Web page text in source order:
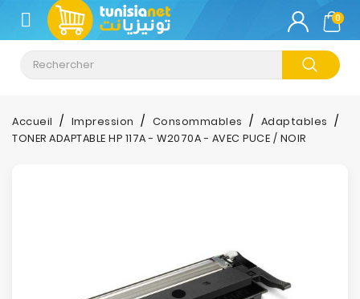
CATÉGORIE
Climatisation
Informatique
0
Accueil Impression Consommables
Adaptables
TONER ADAPTABLE HP 117A - W2070A - AVEC PUCE / NOIR